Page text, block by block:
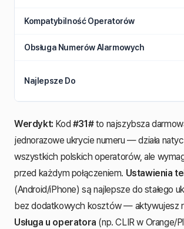
Kompatybilność Operatorów
Obsługa Numerów Alarmowych
Najlepsze Do
Werdykt: Kod #31#to najszybsza
jednorazowe ukrycie numeru — działa
wszystkich polskich operatorów, ale
przed każdym połączeniem. Ustawienia
(Android/iPhone) są najlepsze do stałego
bez dodatkowych kosztów — aktywujesz
Usługa u operatora (np. CLIR w Orange/